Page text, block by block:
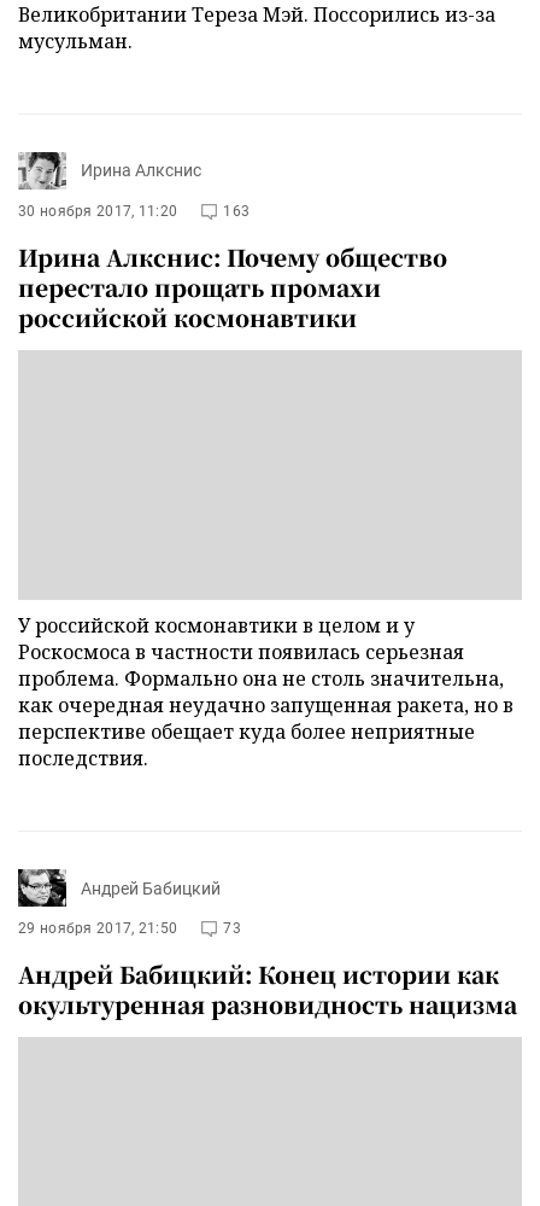
Великобритании Тереза Мэй. Поссорились из-за
мусульман.
Ирина Алкснис
30 ноября 2017, 11:20 163
Ирина Алкснис: Почему общество
перестало прощать промахи
российской космонавтики
У российской космонавтики в целом и у
Роскосмоса в частности появилась серьезная
проблема. Формально она не столь значительна,
как очередная неудачно запущенная ракета, но в
перспективе обещает куда более неприятные
последствия.
Андрей Бабицкий
29 ноября 2017, 21:50 73
Андрей Бабицкий: Конец истории как
окультуренная разновидность нацизма